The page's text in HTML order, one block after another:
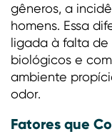
gêneros, a
homens. Essa
ligada à falta de
biológicos e
ambiente
odor.
Fatores que